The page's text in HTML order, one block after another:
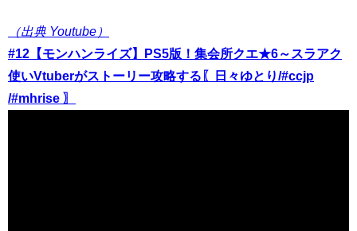
（出典 Youtube）
#12【モンハンライズ】PS5版！集会所クエ★6～スラアク
使いVtuberがストーリー攻略する〖日々ゆとり/#ccjp
/#mhrise 〗